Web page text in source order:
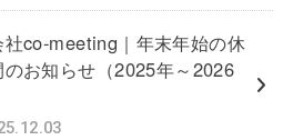
社co-meeting｜年末年始の休
のお知らせ（2025年～2026